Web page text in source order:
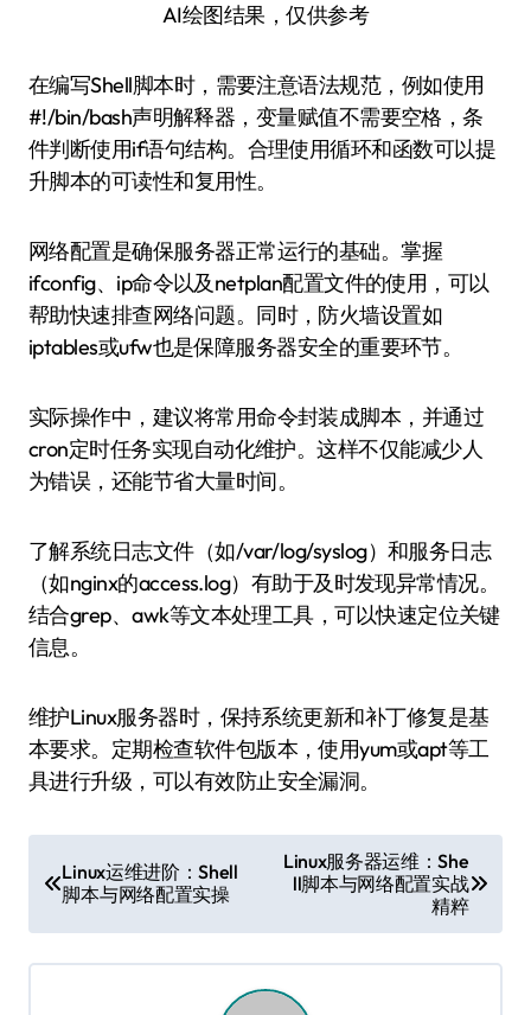
AI绘图结果，仅供参考
在编写Shell脚本时，需要注意语法规范，例如使用
#!/bin/bash声明解释器，变量赋值不需要空格，条
件判断使用if语句结构。合理使用循环和函数可以提
升脚本的可读性和复用性。
网络配置是确保服务器正常运行的基础。掌握
ifconfig、ip命令以及netplan配置文件的使用，可以
帮助快速排查网络问题。同时，防火墙设置如
iptables或ufw也是保障服务器安全的重要环节。
实际操作中，建议将常用命令封装成脚本，并通过
cron定时任务实现自动化维护。这样不仅能减少人
为错误，还能节省大量时间。
了解系统日志文件（如/var/log/syslog）和服务日志
（如nginx的access.log）有助于及时发现异常情况。
结合grep、awk等文本处理工具，可以快速定位关键
信息。
维护Linux服务器时，保持系统更新和补丁修复是基
本要求。定期检查软件包版本，使用yum或apt等工
具进行升级，可以有效防止安全漏洞。
章
导
航
Linux运维进阶：Shell
脚本与网络配置实操
Linux服务器运维：She
ll脚本与网络配置实战
精粹